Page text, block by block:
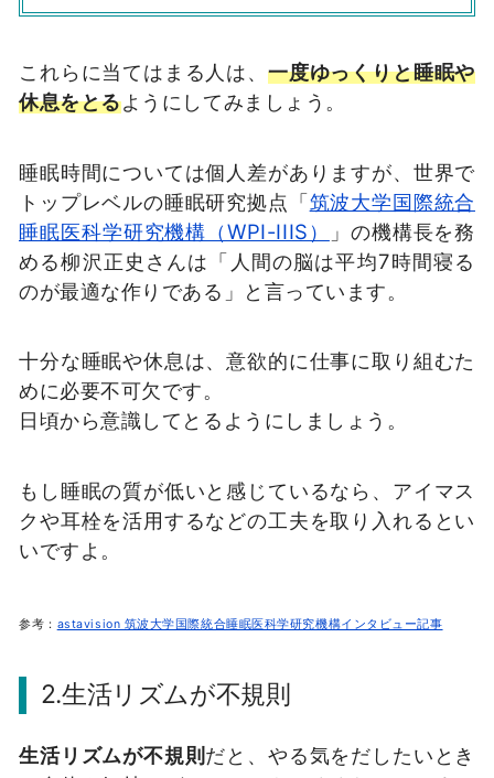
これらに当てはまる人は、 一度ゆっくりと睡眠や
休息をとるようにしてみましょう。
睡眠時間については個人差がありますが、世界で
トップレベルの睡眠研究拠点「筑波大学国際統合
睡眠医科学研究機構（WPI-IIIS）
」の機構長を務
める柳沢正史さんは「人間の脳は平均7時間寝る
のが最適な作りである」と言っています。
十分な睡眠や休息は、意欲的に仕事に取り組むた
めに必要不可欠です。
日頃から意識してとるようにしましょう。
もし睡眠の質が低いと感じているなら、アイマス
クや耳栓を活用するなどの工夫を取り入れるとい
いですよ。
参考： astavision 筑波大学国際統合睡眠医科学研究機構インタビュー記事
2.生活リズムが不規則
生活リズムが不規則 だと、やる気をだしたいとき